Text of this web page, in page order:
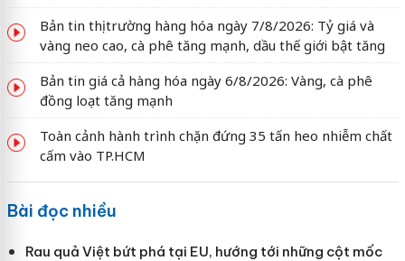
Bản tin thị trường hàng hóa ngày 7/8/2026: Tỷ giá và
vàng neo cao, cà phê tăng mạnh, dầu thế giới bật tăng
Bản tin giá cả hàng hóa ngày 6/8/2026: Vàng, cà phê
đồng loạt tăng mạnh
Toàn cảnh hành trình chặn đứng 35 tấn heo nhiễm chất
cấm vào TP.HCM
Bài đọc nhiều
Rau quả Việt bứt phá tại EU, hướng tới những cột mốc